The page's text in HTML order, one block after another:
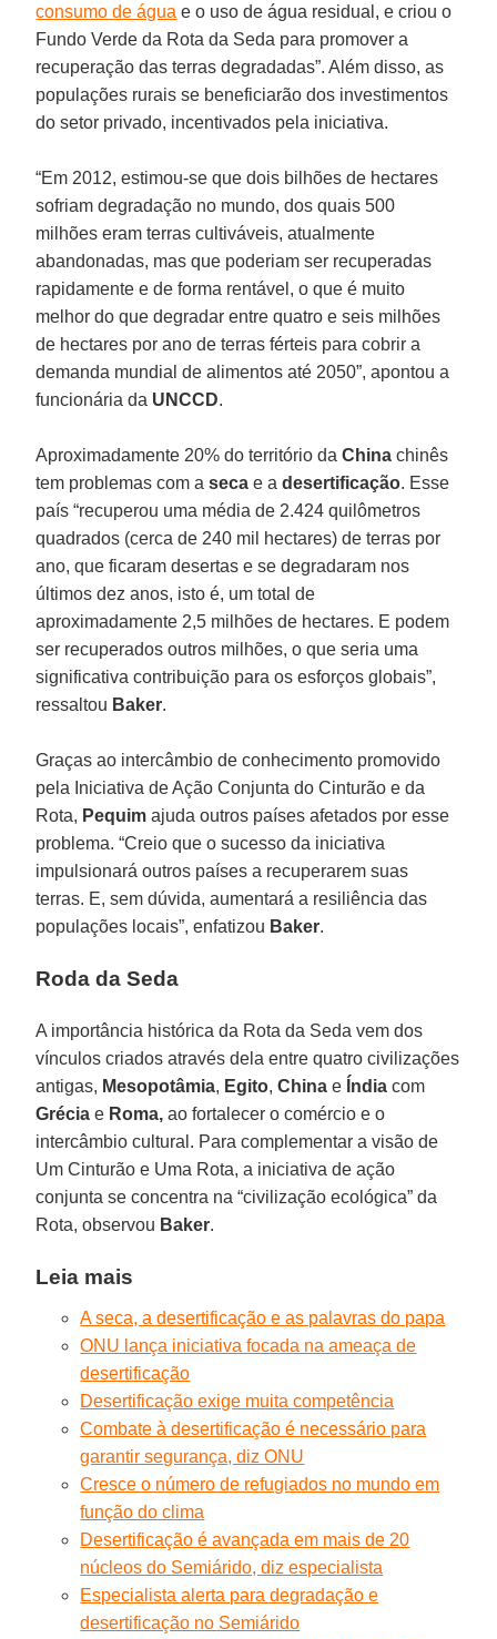
consumo de água e o uso de água residual, e criou o
Fundo Verde da Rota da Seda para promover a
recuperação das terras degradadas”. Além disso, as
populações rurais se beneficiarão dos investimentos
do setor privado, incentivados pela iniciativa.
“Em 2012, estimou-se que dois bilhões de hectares
sofriam degradação no mundo, dos quais 500
milhões eram terras cultiváveis, atualmente
abandonadas, mas que poderiam ser recuperadas
rapidamente e de forma rentável, o que é muito
melhor do que degradar entre quatro e seis milhões
de hectares por ano de terras férteis para cobrir a
demanda mundial de alimentos até 2050”, apontou a
funcionária da UNCCD.
Aproximadamente 20% do território daChina chinês
tem problemas com aseca e adesertificação. Esse
país “recuperou uma média de 2.424 quilômetros
quadrados (cerca de 240 mil hectares) de terras por
ano, que ficaram desertas e se degradaram nos
últimos dez anos, isto é, um total de
aproximadamente 2,5 milhões de hectares. E podem
ser recuperados outros milhões, o que seria uma
significativa contribuição para os esforços globais”,
ressaltou Baker.
Graças ao intercâmbio de conhecimento promovido
pela Iniciativa de Ação Conjunta do Cinturão e da
Rota, Pequim ajuda outros países afetados por esse
problema. “Creio que o sucesso da iniciativa
impulsionará outros países a recuperarem suas
terras. E, sem dúvida, aumentará a resiliência das
populações locais”, enfatizou Baker.
Roda da Seda
A importância histórica da Rota da Seda vem dos
vínculos criados através dela entre quatro civilizações
antigas, Mesopotâmia, Egito,China e Índia com
Grécia e Roma, ao fortalecer o comércio e o
intercâmbio cultural. Para complementar a visão de
Um Cinturão e Uma Rota, a iniciativa de ação
conjunta se concentra na “civilização ecológica” da
Rota, observou Baker.
Leia mais
A seca, a desertificação e as palavras do papa
ONU lança iniciativa focada na ameaça de
desertificação
Desertificação exige muita competência
Combate à desertificação é necessário para
garantir segurança, diz ONU
Cresce o número de refugiados no mundo em
função do clima
Desertificação é avançada em mais de 20
núcleos do Semiárido, diz especialista
Especialista alerta para degradação e
desertificação no Semiárido